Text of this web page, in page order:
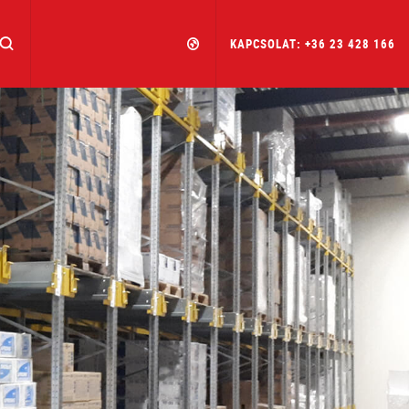
KAPCSOLAT: +36 23 428 166